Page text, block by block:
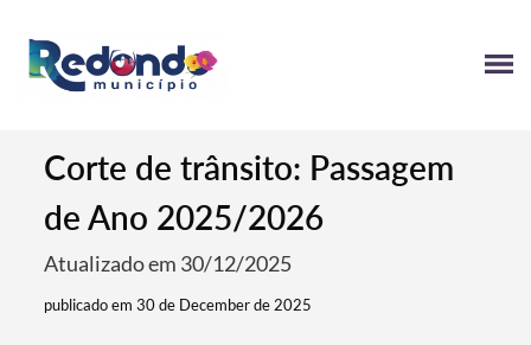
Corte de trânsito: Passagem
de Ano 2025/2026
Atualizado em 30/12/2025
publicado em 30 de December de 2025